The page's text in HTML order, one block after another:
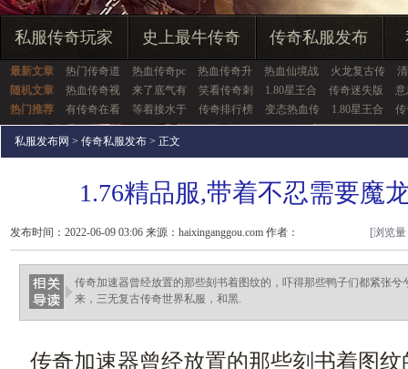
私服传奇玩家 史上最牛传奇 传奇私服发布
最新文章 热门传奇道 热血传奇pc 热血传奇升 热血仙境战 火龙复古传
随机文章
热血传奇视 来了底气有 笑看传奇刺 1.80星王合 传奇迷失版
热门推荐
有传奇在看 等着接水于 传奇排行榜 变态热血传 1.80星王合
私服发布网 > 传奇私服发布 > 正文
1.76精品服,带着不忍需要魔
发布时间：2022-06-09 03:06 来源：haixinganggou.com 作者：
haixinganggou.com
[浏览
传奇加速器曾经放置的那些刻书着图纹的，吓得那些鸭子们都紧张
来，三无复古传奇世界私服，和黑.
传奇加速器曾经放置的那些刻书着图